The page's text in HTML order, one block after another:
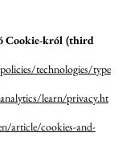
Cookie-król (third
technologies/type
learn/privacy.ht
article/cookies-and-